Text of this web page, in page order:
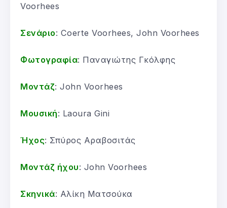
Voorhees
Σενάριο: Coerte Voorhees, John Voorhees
Φωτογραφία: Παναγιώτης Γκόλφης
Μοντάζ: John Voorhees
Μουσική: Laoura Gini
Ήχος: Σπύρος Αραβοσιτάς
Μοντάζ ήχου: John Voorhees
Σκηνικά: Αλίκη Ματσούκα